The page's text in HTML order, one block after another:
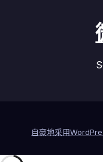
自豪地采用